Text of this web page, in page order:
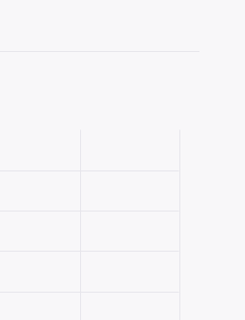
umówić się na jazdę
kontakt w celu